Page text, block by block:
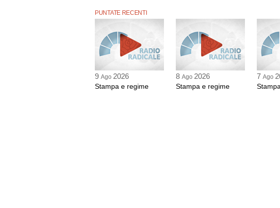
PUNTATE RECENTI
9 Ago 2026
Stampa e regime
8 Ago 2026
Stampa e regime
7 Ago